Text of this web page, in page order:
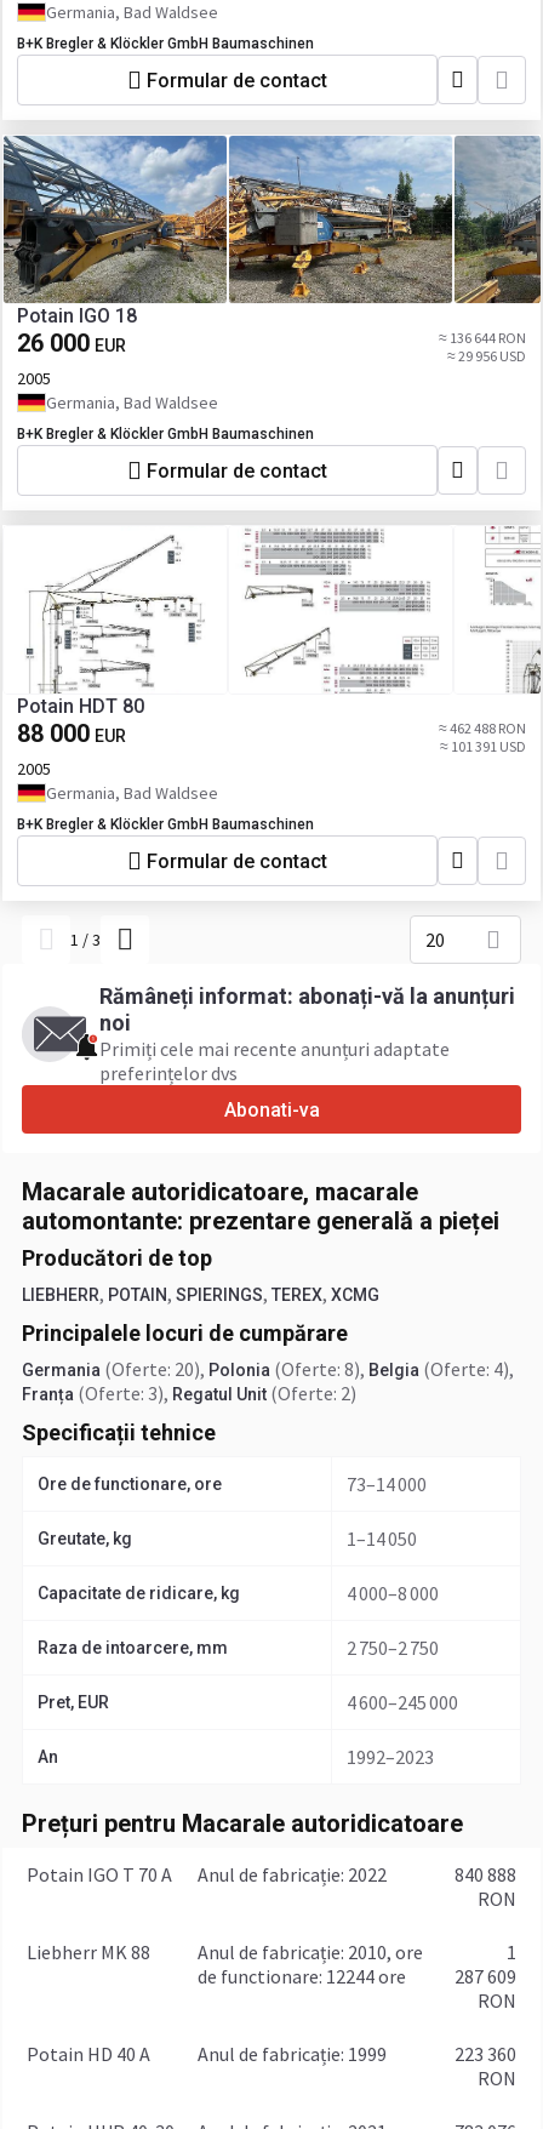
Germania, Bad Waldsee
B+K Bregler & Klöckler GmbH Baumaschinen
Formular de contact
Potain IGO 18
26 000 EUR
≈ 136 644 RON
≈ 29 956 USD
2005
Germania, Bad Waldsee
B+K Bregler & Klöckler GmbH Baumaschinen
Formular de contact
Potain HDT 80
88 000 EUR
≈ 462 488 RON
≈ 101 391 USD
2005
Germania, Bad Waldsee
B+K Bregler & Klöckler GmbH Baumaschinen
Formular de contact
1 /3 20
Rămâneți informat: abonați-vă la anunțuri
noi
Primiți cele mai recente anunțuri adaptate
preferințelor dvs
Abonati-va
Macarale autoridicatoare, macarale
automontante: prezentare generală a pieței
Producători de top
LIEBHERR, POTAIN, SPIERINGS, TEREX, XCMG
Principalele locuri de cumpărare
Germania (Oferte: 20), Polonia (Oferte: 8), Belgia (Oferte: 4),
Franța (Oferte: 3), Regatul Unit (Oferte: 2)
Specificații tehnice
Ore de functionare, ore 73–14 000
Greutate, kg 1–14 050
Capacitate de ridicare, kg 4 000–8 000
Raza de intoarcere, mm 2 750–2 750
Pret, EUR 4 600–245 000
An 1992–2023
Prețuri pentru Macarale autoridicatoare
Potain IGO T 70 A anul de fabricație: 2022
840 888
RON
Liebherr MK 88
anul de fabricație: 2010, ore
de functionare: 12244 ore
1
287 609
RON
Potain HD 40 A anul de fabricație: 1999
223 360
RON